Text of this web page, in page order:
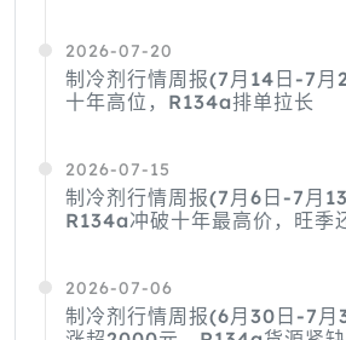
2026-07-20
制冷剂行情周报(7月14日-7月
十年高位，R134a排单拉长
2026-07-15
制冷剂行情周报(7月6日-7月
R134a冲破十年最高价，旺季
2026-07-06
制冷剂行情周报(6月30日-7月